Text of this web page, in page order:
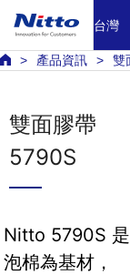
台灣
產品資訊 雙
雙面膠帶
5790S
Nitto 5790S
泡棉為基材，